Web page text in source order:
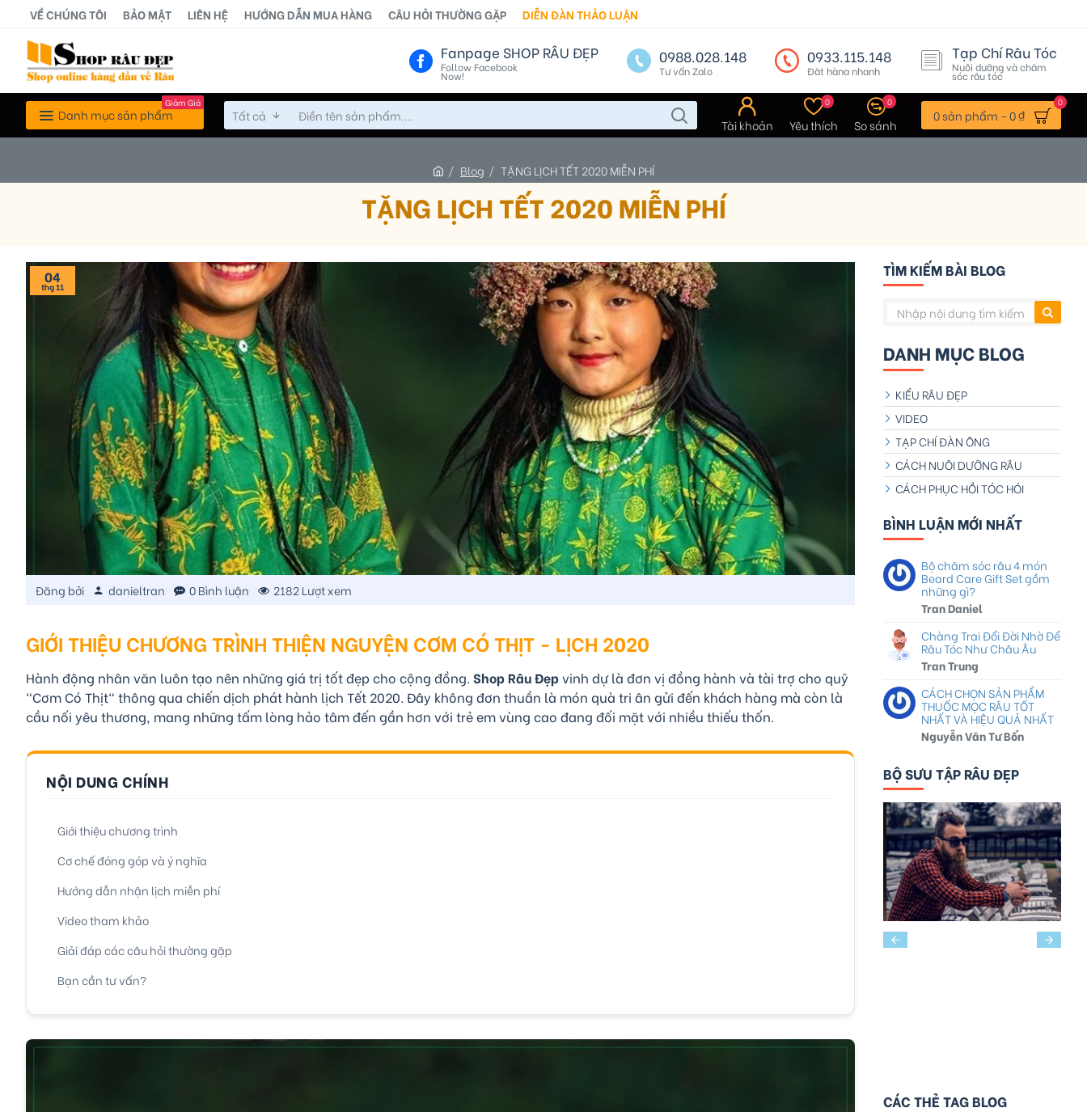
VỀ CHÚNG TÔI BẢO MẬT LIÊN HỆ HƯỚNG DẪN MUA HÀNG CÂU HỎI THƯỜNG GẶP DIỄN ĐÀN THẢO LUẬN
Fanpage SHOP RÂU ĐẸP
Follow Facebook
Now!
0988.028.148
Tư vấn Zalo
0933.115.148
Đặt hàng nhanh
Tạp Chí Râu Tóc
Nuôi dưỡng và chăm
sóc râu tóc
Danh mục sản phẩm
Giảm Giá
Tất cả
Tài khoản Yêu thích
0
So sánh
0
0 sản phẩm - 0 ₫
0
Blog TẶNG LỊCH TẾT 2020 MIỄN PHÍ
TẶNG LỊCH TẾT 2020 MIỄN PHÍ
04
thg 11
Đăng bởi danieltran 0 Bình luận 2182 Lượt xem
GIỚI THIỆU CHƯƠNG TRÌNH THIỆN NGUYỆN CƠM CÓ THỊT - LỊCH 2020
Hành động nhân văn luôn tạo nên những giá trị tốt đẹp cho cộng đồng. Shop Râu Đẹpvinh dự là đơn vị đồng hành và tài trợ cho quỹ
"Cơm Có Thịt" thông qua chiến dịch phát hành lịch Tết 2020. Đây không đơn thuần là món quà tri ân gửi đến khách hàng mà còn là
cầu nối yêu thương, mang những tấm lòng hảo tâm đến gần hơn với trẻ em vùng cao đang đối mặt với nhiều thiếu thốn.
NỘI DUNG CHÍNH
Giới thiệu chương trình
Cơ chế đóng góp và ý nghĩa
Hướng dẫn nhận lịch miễn phí
Video tham khảo
Giải đáp các câu hỏi thường gặp
Bạn cần tư vấn?
TÌM KIẾM BÀI BLOG
DANH MỤC BLOG
KIỂU RÂU ĐẸP
VIDEO
TẠP CHÍ ĐÀN ÔNG
CÁCH NUÔI DƯỠNG RÂU
CÁCH PHỤC HỒI TÓC HÓI
BÌNH LUẬN MỚI NHẤT
Bộ chăm sóc râu 4 món
Beard Care Gift Set gồm
những gì?
Tran Daniel
Chàng Trai Đổi Đời Nhờ Để
Râu Tóc Như Châu Âu
Tran Trung
CÁCH CHỌN SẢN PHẨM
THUỐC MỌC RÂU TỐT
NHẤT VÀ HIỆU QUẢ NHẤT
Nguyễn Văn Tư Bốn
BỘ SƯU TẬP RÂU ĐẸP
CÁC THẺ TAG BLOG